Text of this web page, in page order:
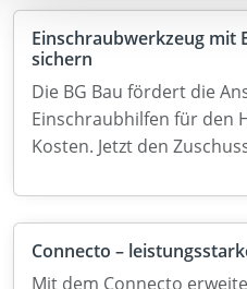
Einschraubwerkzeug mit
sichern
Die BG Bau fördert die
Einschraubhilfen für den
Kosten. Jetzt den
Connecto –
Mit dem Connecto